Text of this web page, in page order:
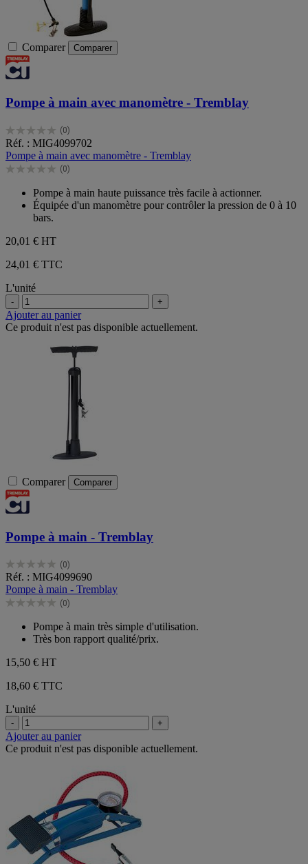
Comparer Comparer
Pompe à main avec manomètre - Tremblay
(0)
0.0
sur
5
étoiles.
Réf. : MIG4099702
Pompe à main avec manomètre - Tremblay
(0)
0.0
étoiles.
Pompe à main haute puissance très facile à actionner.
Équipée d'un manomètre pour contrôler la pression de 0 à 10
bars.
20,01 € HT
24,01 € TTC
L'unité
- +
Ajouter au panier
Ce produit n'est pas disponible actuellement.
Comparer Comparer
Pompe à main - Tremblay
(0)
0.0
sur
5
étoiles.
Réf. : MIG4099690
Pompe à main - Tremblay
(0)
0.0
étoiles.
Pompe à main très simple d'utilisation.
Très bon rapport qualité/prix.
15,50 € HT
18,60 € TTC
L'unité
- +
Ajouter au panier
Ce produit n'est pas disponible actuellement.